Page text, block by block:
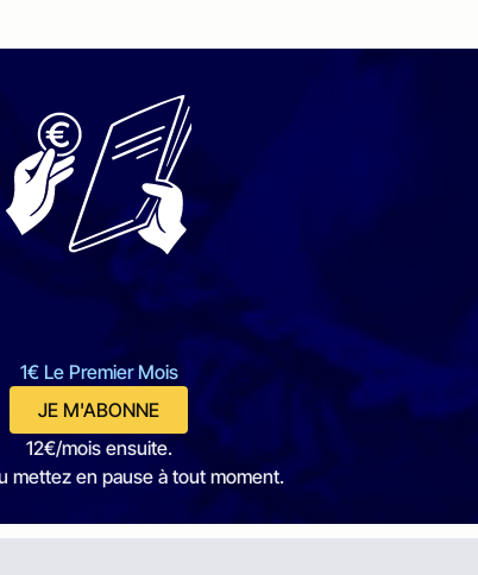
1€ Le Premier Mois
JE M'ABONNE
12€/mois ensuite.
mettez en pause à tout moment.